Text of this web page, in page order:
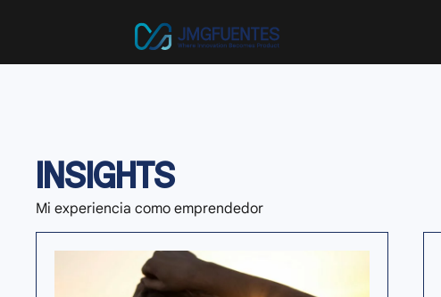
INSIGHTS
Mi experiencia como emprendedor